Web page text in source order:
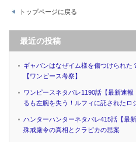
トップページに戻る
最近の投稿
ギャバンはなぜイム様を傷つけられ
【ワンピース考察】
ワンピースネタバレ1190話【最新速
るも左腕を失う！ルフィに託されたロ
ハンターハンターネタバレ415話【最
殊戒厳令の真相とクラピカの思案